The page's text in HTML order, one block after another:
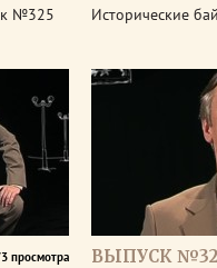
№325 Исторические
просмотра ВЫПУСК